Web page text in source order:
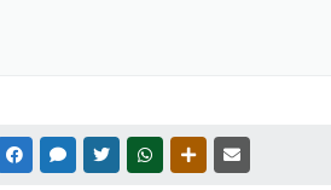
FACEBOOKMESSENGER
TWITTERWHATSAPPOUTRAS MÍDIAS